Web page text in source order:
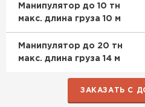
Манипулятор до 10 тн
макс. длина груза 10 м
Манипулятор до 20 тн
макс. длина груза 14 м
ЗАКАЗАТЬ С